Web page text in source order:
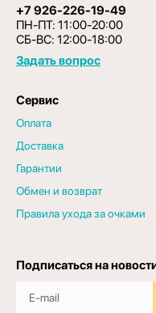
+7 926-226-19-49
ПН-ПТ: 11:00-20:00
СБ-ВС: 12:00-18:00
Задать вопрос
Сервис
Оплата
Доставка
Гарантии
Обмен и возврат
Правила ухода за очками
Подписаться на